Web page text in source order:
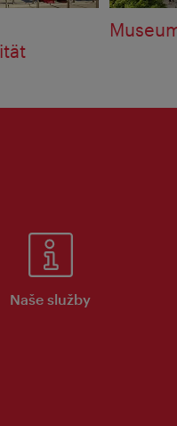
Naše služby